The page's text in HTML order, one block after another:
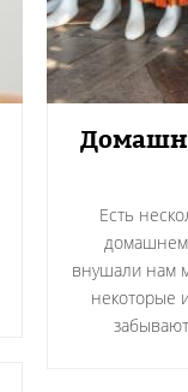
Есть
домашнем
внушали нам
некоторые